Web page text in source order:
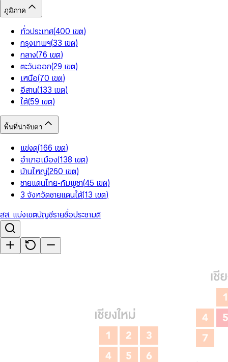
ภูมิภาค
ทั่วประเทศ(400 เขต)
กรุงเทพฯ(33 เขต)
กลาง(76 เขต)
ตะวันออก(29 เขต)
เหนือ(70 เขต)
อีสาน(133 เขต)
ใต้(59 เขต)
พื้นที่น่าจับตา
แข่งดุ(166 เขต)
อำเภอเมือง(138 เขต)
บ้านใหญ่(260 เขต)
ชายแดนไทย-กัมพูชา(45 เขต)
3 จังหวัดชายแดนใต้(13 เขต)
สส. แบ่งเขตบัญชีรายชื่อประชามติ